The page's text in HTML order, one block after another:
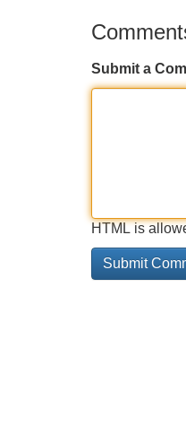
Submit a
HTML is